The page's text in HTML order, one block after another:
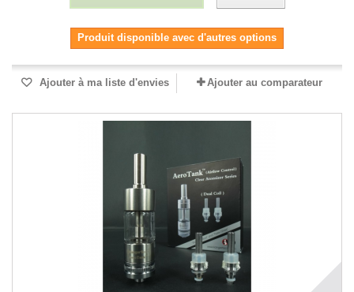
Produit disponible avec d'autres options
Ajouter à ma liste d'envies Ajouter au comparateur